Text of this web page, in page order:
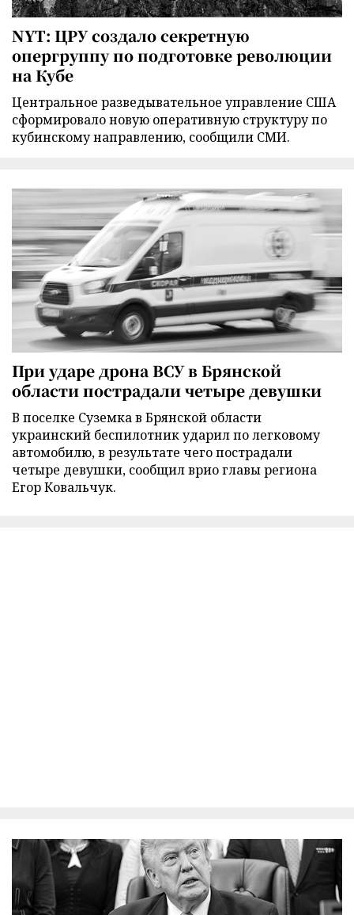
NYT: ЦРУ создало секретную
опергруппу по подготовке революции
на Кубе
Центральное разведывательное управление США
сформировало новую оперативную структуру по
кубинскому направлению, сообщили СМИ.
При ударе дрона ВСУ в Брянской
области пострадали четыре девушки
В поселке Суземка в Брянской области
украинский беспилотник ударил по легковому
автомобилю, в результате чего пострадали
четыре девушки, сообщил врио главы региона
Егор Ковальчук.